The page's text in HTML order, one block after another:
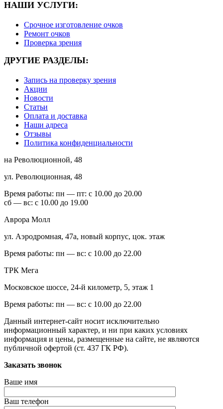
НАШИ УСЛУГИ:
Срочное изготовление очков
Ремонт очков
Проверка зрения
ДРУГИЕ РАЗДЕЛЫ:
Запись на проверку зрения
Акции
Новости
Статьи
Оплата и доставка
Наши адреса
Отзывы
Политика конфиденциальности
на Революционной, 48
ул. Революционная, 48
Время работы: пн — пт: с 10.00 до 20.00
сб — вс: с 10.00 до 19.00
Аврора Молл
ул. Аэродромная, 47а, новый корпус, цок. этаж
Время работы: пн — вс: с 10.00 до 22.00
ТРК Мега
Московское шоссе, 24-й километр, 5, этаж 1
Время работы: пн — вс: с 10.00 до 22.00
Данный интернет-сайт носит исключительно
информационный характер, и ни при каких условиях
информация и цены, размещенные на сайте, не являются
публичной офертой (ст. 437 ГК РФ).
Заказать звонок
Ваше имя
Ваш телефон